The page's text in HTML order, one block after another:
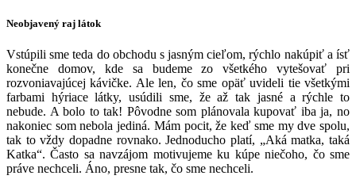
Neobjavený raj látok
Vstúpili sme teda do obchodu s jasným cieľom, rýchlo nakúpiť a ísť
konečne domov, kde sa budeme zo všetkého vytešovať pri
rozvoniavajúcej kávičke. Ale len, čo sme opäť uvideli tie všetkými
farbami hýriace látky, usúdili sme, že až tak jasné a rýchle to
nebude. A bolo to tak! Pôvodne som plánovala kupovať iba ja, no
nakoniec som nebola jediná. Mám pocit, že keď sme my dve spolu,
tak to vždy dopadne rovnako. Jednoducho platí, „Aká matka, taká
Katka“. Často sa navzájom motivujeme ku kúpe niečoho, čo sme
práve nechceli. Áno, presne tak, čo sme nechceli.